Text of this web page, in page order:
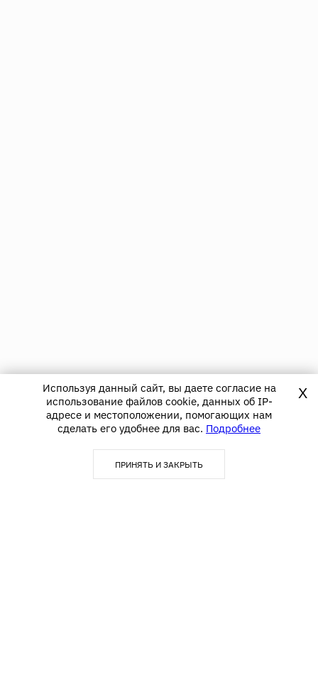
Используя данный сайт, вы даете согласие на
использование файлов cookie, данных об IP-
адресе и местоположении, помогающих нам
сделать его удобнее для вас. Подробнее
ПРИНЯТЬ И ЗАКРЫТЬ
X